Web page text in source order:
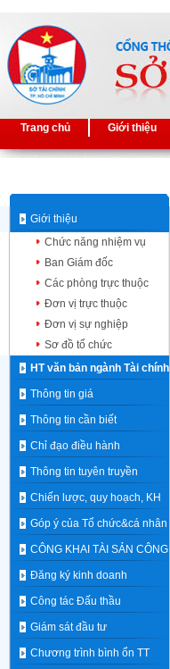
Trang chủ Giới thiệu
Giới thiệu
Chức năng nhiệm vụ
Ban Giám đốc
Các phòng trực thuộc
Đơn vị trực thuộc
Đơn vị sự nghiệp
Sơ đồ tổ chức
HT văn bản ngành Tài chính
Thông tin giá
Thông tin cần biết
Chỉ đạo điều hành
Thông tin tuyên truyền
Chiến lược, quy hoạch, KH
Góp ý của Tổ chức&cá nhân
CÔNG KHAI TÀI SẢN CÔNG
Đăng ký kinh doanh
Công tác Đấu thầu
Giám sát đầu tư
Chương trình bình ổn TT